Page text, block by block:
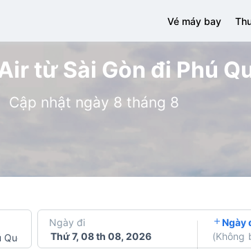
Vé máy bay
từ Sài Gòn đi Phú
Cập nhật ngày 8 tháng 8
Ngày đi
Thứ 7, 08 th 08, 2026
Ngày
(Không